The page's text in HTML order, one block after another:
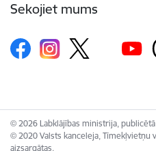
Sekojiet mums
© 2026 Labklājības ministrija,
© 2020 Valsts kanceleja, Tīmekļvietņu
aizsargātas.